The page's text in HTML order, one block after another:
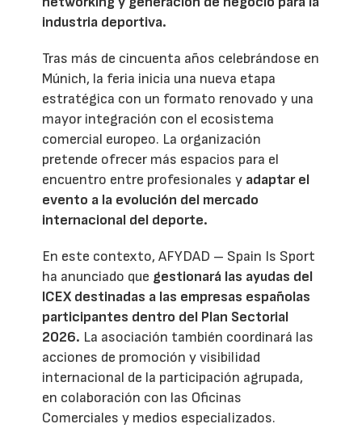
industria deportiva.
Tras más de cincuenta años celebrándose en
Múnich, la feria inicia una nueva etapa
estratégica con un formato renovado y una
mayor integración con el ecosistema
comercial europeo. La organización
pretende ofrecer más espacios para el
encuentro entre profesionales y adaptar el
evento a la evolución del mercado
internacional del deporte.
En este contexto, AFYDAD – Spain Is Sport
ha anunciado que gestionará las ayudas del
ICEX destinadas a las empresas españolas
participantes dentro del Plan Sectorial
2026. La asociación también coordinará las
acciones de promoción y visibilidad
internacional de la participación agrupada,
en colaboración con las Oficinas
Comerciales y medios especializados.